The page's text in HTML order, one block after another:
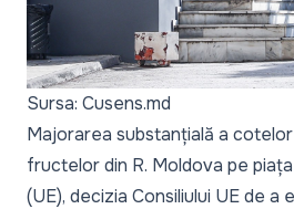
Sursa: Cusens.md
Majorarea substanțială a
fructelor din R. Moldova pe
(UE), decizia Consiliului UE de a